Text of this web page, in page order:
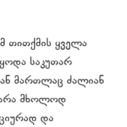
თითქმის ყველა
საკუთარ
მართლაც ძალიან
მხოლოდ
და